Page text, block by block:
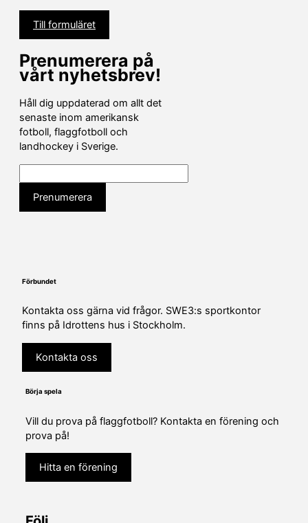
Till formuläret
Prenumerera på
vårt nyhetsbrev!
Håll dig uppdaterad om allt det
senaste inom amerikansk
fotboll, flaggfotboll och
landhockey i Sverige.
Förbundet
Kontakta oss gärna vid frågor. SWE3:s sportkontor
finns på Idrottens hus i Stockholm.
Kontakta oss
Börja spela
Vill du prova på flaggfotboll? Kontakta en förening och
prova på!
Hitta en förening